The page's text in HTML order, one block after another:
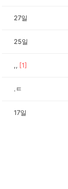
27일
25일
,, [1]
.ㅌ
17일